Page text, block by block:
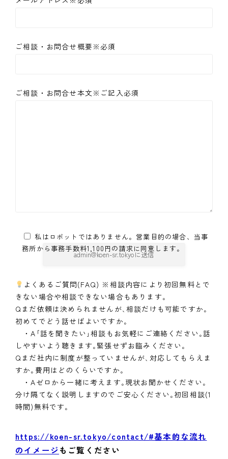
ご相談・お問合せ概要※必須
ご相談・お問合せ本文※ご記入必須
私はロボットではありません。営業目的の場合、当事
務所から事務手数料1,100円の請求に同意します。
よくあるご質問(FAQ) ※相談内容により初回無料とで
きない場合や相談できない場合もあります｡
Qまだ依頼は決められませんが､相談だけも可能ですか｡
初めてでどう話せばよいですか｡
・A｢話を聞きたい｣相談もお気軽にご連絡ください｡話
しやすいよう聴きます｡緊張せずお臨みください｡
Qまだ社内に制度が整っていませんが､対応してもらえま
すか｡費用はどのくらいですか｡
・Aゼロから一緒に考えます｡現状お聞かせください｡
分け隔てなく説明しますのでご安心ください｡初回相談(1
時間)無料です｡
https://koen-sr.tokyo/contact/#基本的な流れ
のイメージ もご覧ください